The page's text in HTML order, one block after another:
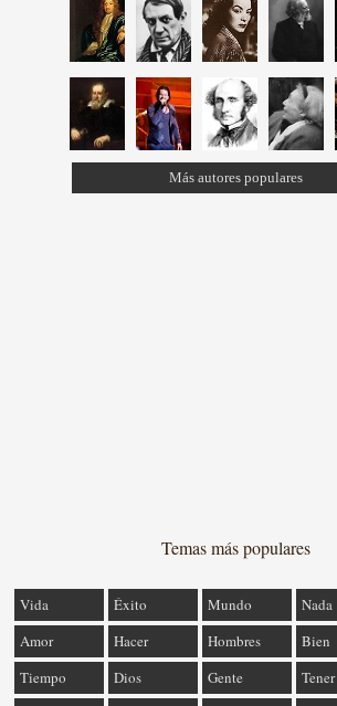
Más autores populares
Temas más populares
Vida Éxito Mundo
Nada
Amor
Hacer Hombres
Bien
Tiempo
Dios Gente
Tener